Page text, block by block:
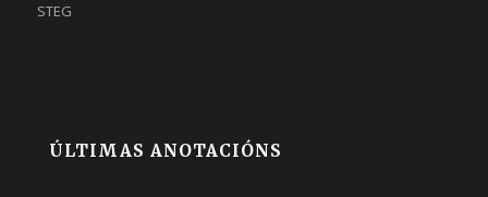
STEG
ÚLTIMAS ANOTACIÓNS